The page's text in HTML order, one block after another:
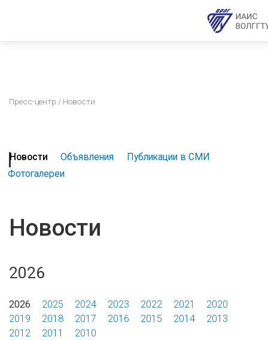
Пресс-центр / Новости
Новости Объявления
Публикации в СМИ
Фотогалереи
Новости
2026
2026 2025 2024 2023 2022 2021
2020
2019
2018 2017 2016 2015 2014
2013
2012
2011 2010